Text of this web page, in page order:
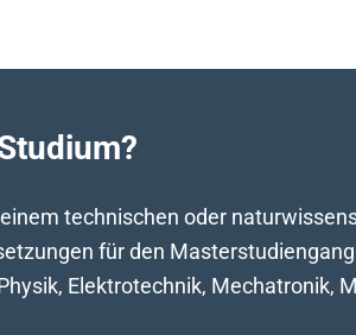
technischen oder
für den
Elektrotechnik, Mechatronik,